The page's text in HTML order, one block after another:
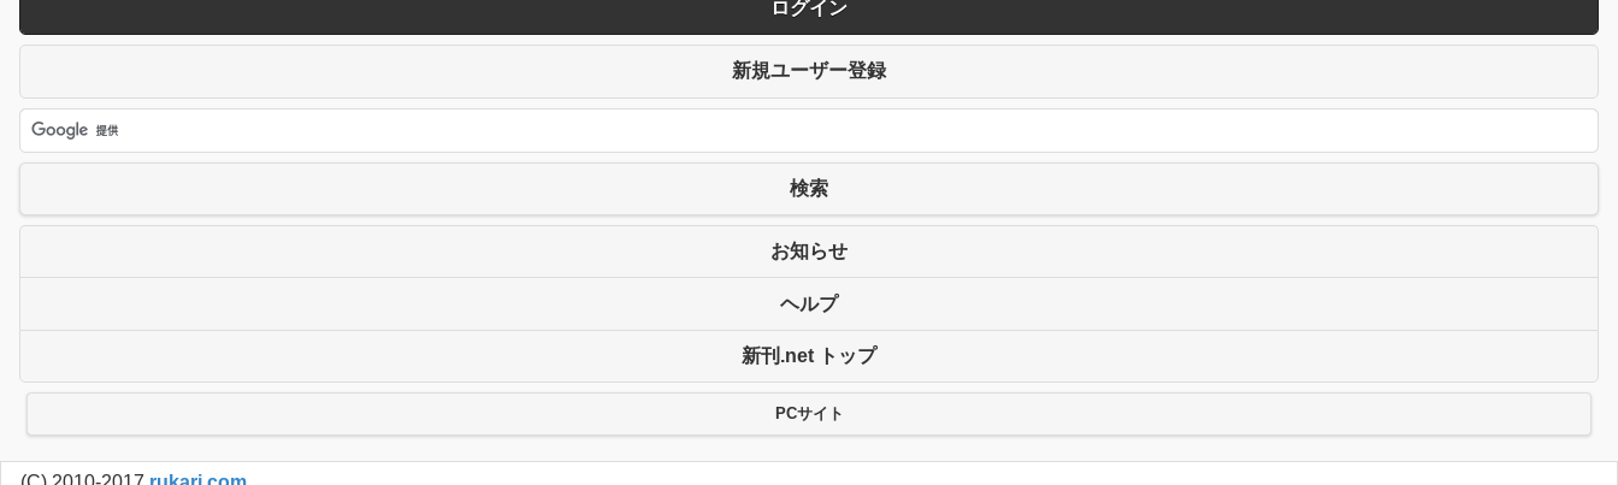
ログイン
新規ユーザー登録
検索
お知らせ
ヘルプ
新刊.net トップ
PCサイト